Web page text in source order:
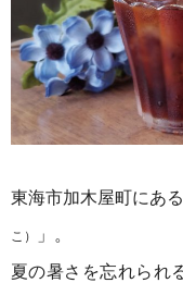
東海市加木屋町にあ
こ）
」。
夏の暑さを忘れられ